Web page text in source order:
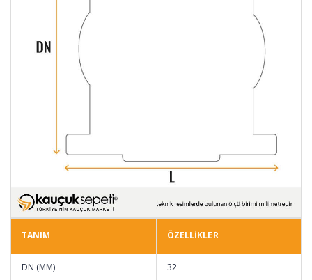
TANIM ÖZELLİKLER
DN (MM) 32